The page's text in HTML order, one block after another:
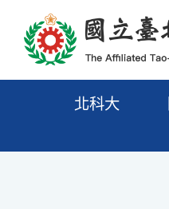
移至網頁之主要內容區位置
北科大